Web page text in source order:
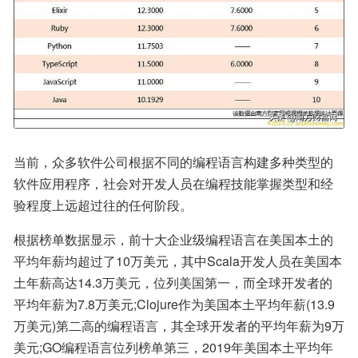
当前，众多软件公司根据不同的编程语言构建多种类型的
软件应用程序，社会对开发人员在编程技能掌握类型和经
验程度上远超过往的任何阶段。
根据榜单数据显示，前十大企业级编程语言在美国本土的
平均年薪均超过了10万美元，其中Scala开发人员在美国本
土年薪高达14.3万美元，位列美国第一，而全球开发者的
平均年薪为7.8万美元;Clojure作为美国本土平均年薪(13.9
万美元)第二高的编程语言，其全球开发者的平均年薪为9万
美元;GO编程语言位列榜单第三，2019年美国本土平均年